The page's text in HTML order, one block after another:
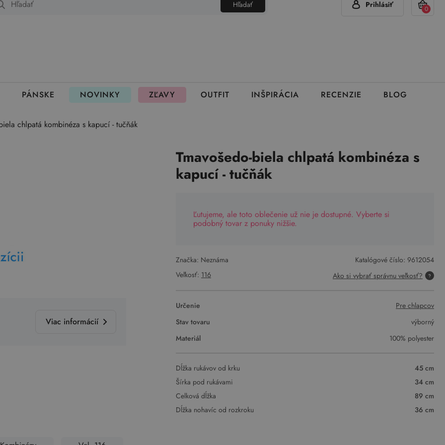
fungujú rezervácie +420 777 319 477 (Pon - Pia 7:00 - 15:00) info@brumla.sk
Hľadať Prihlásiť 0
PÁNSKE NOVINKY ZĽAVY OUTFIT INŠPIRÁCIA RECENZIE BLOG
chlpatá kombinéza s kapucí - tučňák
Viac informácií
Tmavošedo-biela chlpatá kombinéza s
kapucí - tučňák
Ľutujeme, ale toto oblečenie už nie je dostupné. Vyberte si
podobný tovar z ponuky nižšie.
Značka: Neznáma Katalógové číslo: 9612054
Veľkosť: 116 Ako si vybrať správnu veľkosť?
Určenie
Pre chlapcov
Stav tovaru
výborný
Materiál
100% polyester
Dĺžka rukávov od krku
45 cm
Šírka pod rukávami
34 cm
Celková dĺžka
89 cm
Dĺžka nohavíc od rozkroku
36 cm